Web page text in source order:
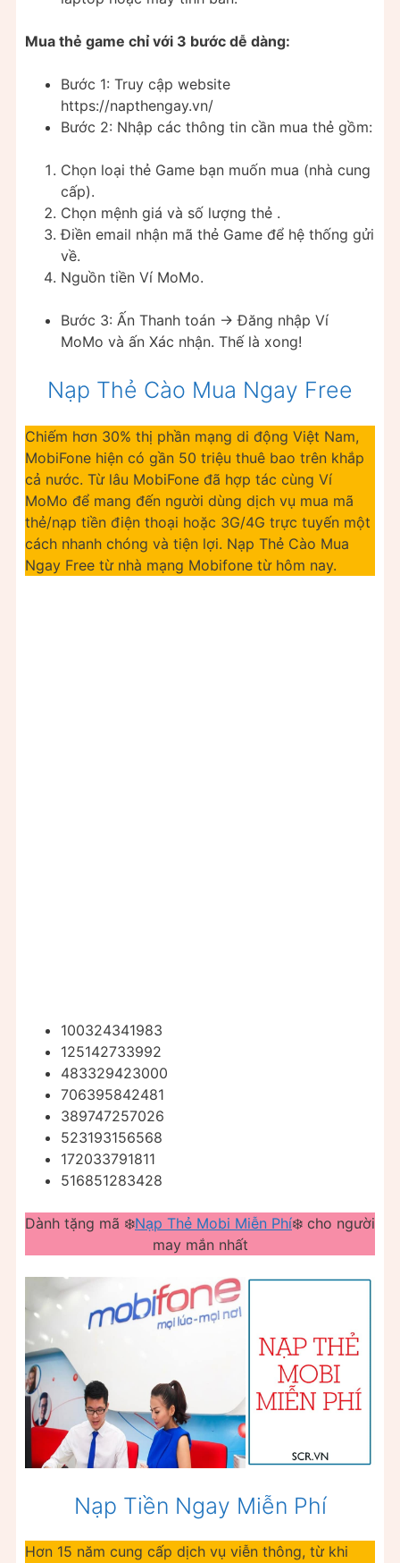
Mua thẻ game chỉ với 3 bước dễ dàng:
Bước 1: Truy cập website
https://napthengay.vn/
Bước 2: Nhập các thông tin cần mua thẻ gồm:
Chọn loại thẻ Game bạn muốn mua (nhà cung
cấp).
Chọn mệnh giá và số lượng thẻ .
Điền email nhận mã thẻ Game để hệ thống gửi
về.
​Nguồn tiền Ví MoMo.
Bước 3: Ấn Thanh toán -> Đăng nhập Ví
MoMo và ấn Xác nhận. Thế là xong!
Nạp Thẻ Cào Mua Ngay Free
Chiếm hơn 30% thị phần mạng di động Việt Nam,
MobiFone hiện có gần 50 triệu thuê bao trên khắp
cả nước. Từ lâu MobiFone đã hợp tác cùng Ví
MoMo để mang đến người dùng dịch vụ mua mã
thẻ/nạp tiền điện thoại hoặc 3G/4G trực tuyến một
cách nhanh chóng và tiện lợi. Nạp Thẻ Cào Mua
Ngay Free từ nhà mạng Mobifone từ hôm nay.
100324341983
125142733992
483329423000
706395842481
389747257026
523193156568
172033791811
516851283428
Dành tặng mã ❄️Nạp Thẻ Mobi Miễn Phí❄️ cho người
may mắn nhất
Nạp Tiền Ngay Miễn Phí
Hơn 15 năm cung cấp dịch vụ viễn thông, từ khi